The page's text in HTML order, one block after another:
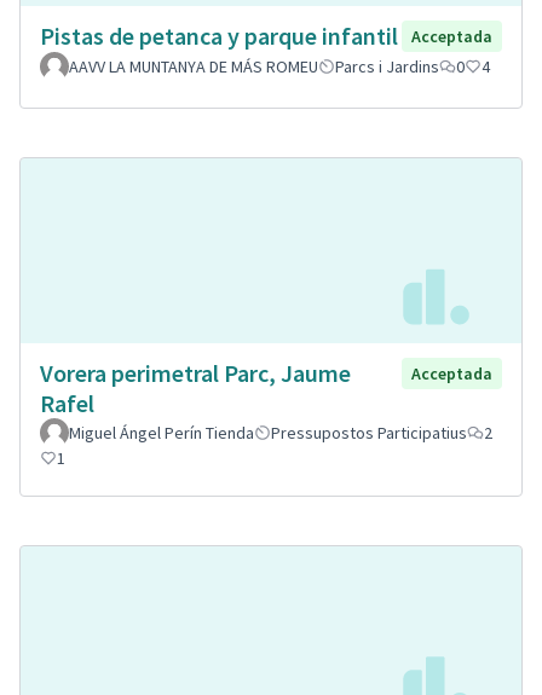
Pistas de petanca y parque infantil
Acceptada
AAVV LA MUNTANYA DE MÁS ROMEU
Parcs i Jardins 0 4
Vorera perimetral Parc, Jaume
Rafel
Acceptada
Miguel Ángel Perín Tienda Pressupostos Participatius
2
1